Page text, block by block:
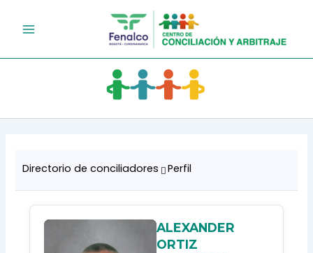
Directorio de conciliadores Perfil
ALEXANDER
ORTIZ